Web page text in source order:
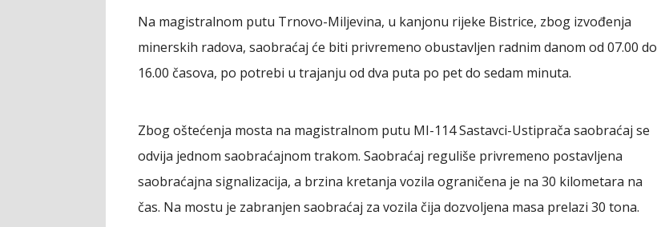
Na magistralnom putu Trnovo-Miljevina, u kanjonu rijeke Bistrice, zbog izvođenja
minerskih radova, saobraćaj će biti privremeno obustavljen radnim danom od 07.00 do
16.00 časova, po potrebi u trajanju od dva puta po pet do sedam minuta.
Zbog oštećenja mosta na magistralnom putu MI-114 Sastavci-Ustiprača saobraćaj se
odvija jednom saobraćajnom trakom. Saobraćaj reguliše privremeno postavljena
saobraćajna signalizacija, a brzina kretanja vozila ograničena je na 30 kilometara na
čas. Na mostu je zabranjen saobraćaj za vozila čija dozvoljena masa prelazi 30 tona.